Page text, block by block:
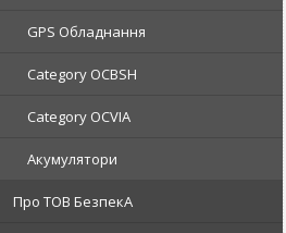
GPS Обладнання
Category OCBSH
Category OCVIA
Акумулятори
Про ТОВ БезпекА